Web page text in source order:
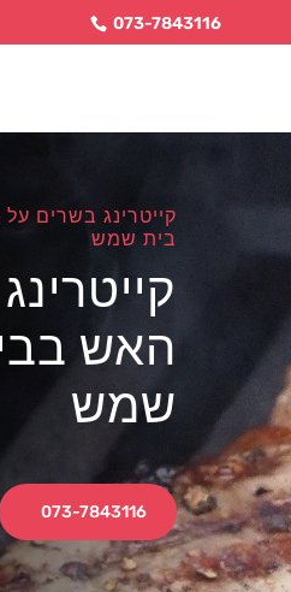
073-7843116
קייטרינג בשרים
בית שמש
האש
שמש
073-7843116